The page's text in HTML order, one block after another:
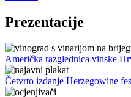
Prezentacije
Američka razglednica vinske
Četvrto izdanje Herzegowine